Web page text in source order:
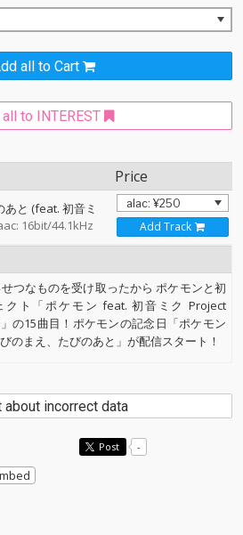
all to Cart
to INTEREST
Price
と (feat. 初音ミ
16bit/44.1kHz Add Track
つなものを受け取ったから ポケモンと初
ト「ポケモン feat. 初音ミク Project
の15曲目！ポケモンの記念日「ポケモン
のまえ、たびのあと」が配信スタート！
about incorrect data
Post -